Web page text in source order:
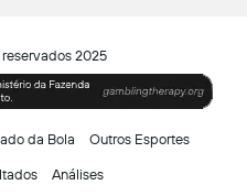
2025
da Bola Outros Esportes
Análises